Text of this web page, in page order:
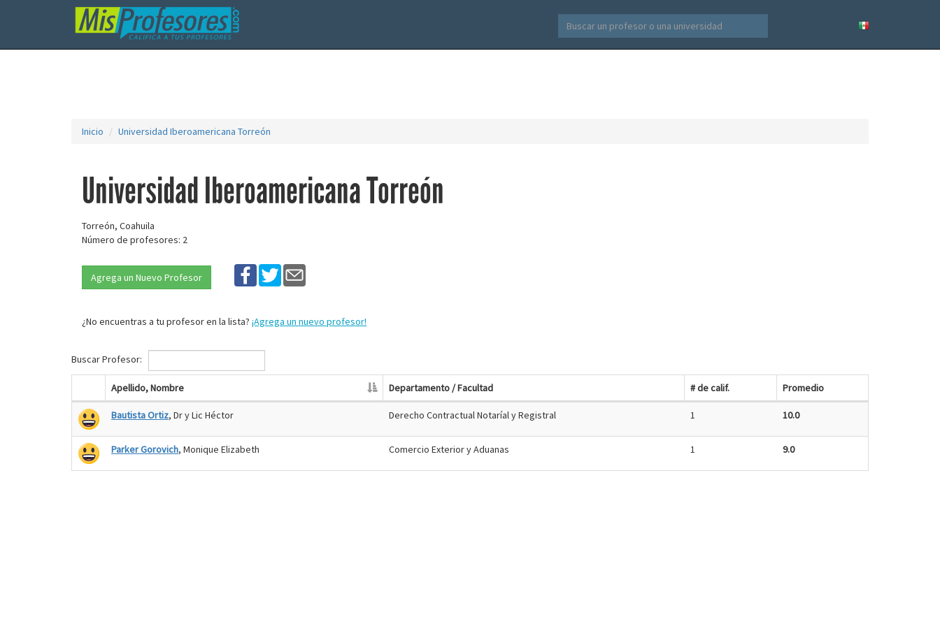
Inicio Universidad Iberoamericana Torreón
Universidad Iberoamericana Torreón
Torreón, Coahuila
Número de profesores: 2
Agrega un Nuevo Profesor
¿No encuentras a tu profesor en la lista? ¡Agrega un nuevo profesor!
Buscar Profesor:
Apellido, Nombre Departamento / Facultad # de calif. Promedio
Bautista Ortiz, Dr y Lic Héctor Derecho Contractual Notaríal y Registral 1 10.0
Parker Gorovich, Monique Elizabeth Comercio Exterior y Aduanas 1 9.0